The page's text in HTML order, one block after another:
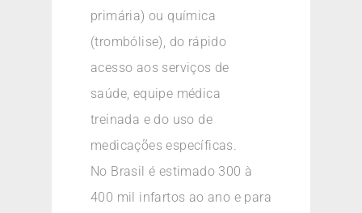
primária) ou química
(trombólise), do rápido
acesso aos serviços de
saúde, equipe médica
treinada e do uso de
medicações específicas.
No Brasil é estimado 300 à
400 mil infartos ao ano e para